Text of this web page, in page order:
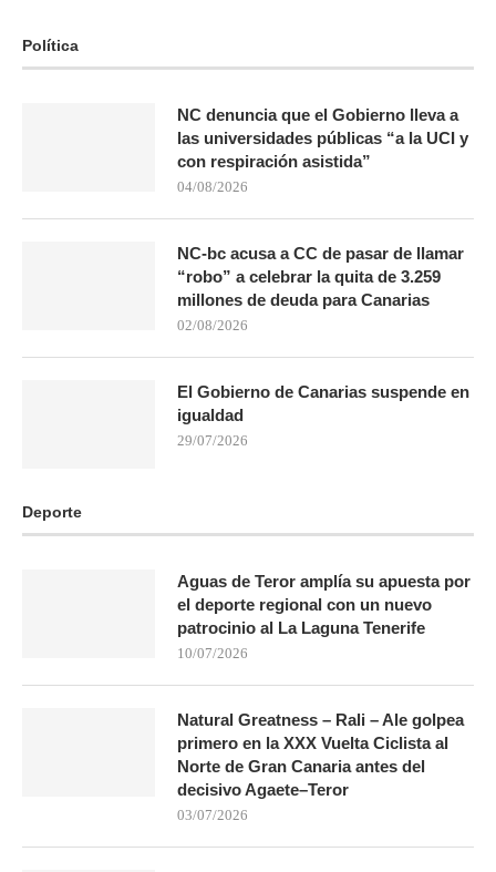
Política
NC denuncia que el Gobierno lleva a
las universidades públicas “a la UCI y
con respiración asistida”
04/08/2026
NC-bc acusa a CC de pasar de llamar
“robo” a celebrar la quita de 3.259
millones de deuda para Canarias
02/08/2026
El Gobierno de Canarias suspende en
igualdad
29/07/2026
Deporte
Aguas de Teror amplía su apuesta por
el deporte regional con un nuevo
patrocinio al La Laguna Tenerife
10/07/2026
Natural Greatness – Rali – Ale golpea
primero en la XXX Vuelta Ciclista al
Norte de Gran Canaria antes del
decisivo Agaete–Teror
03/07/2026